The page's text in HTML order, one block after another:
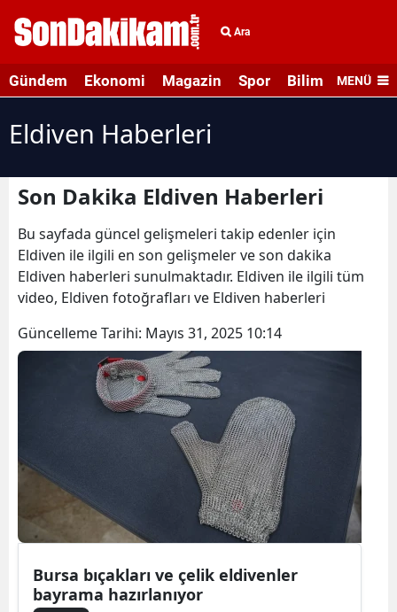
Ara
Gündem Ekonomi Magazin Spor Bilim veMENÜ
Eldiven Haberleri
Son Dakika Eldiven Haberleri
Bu sayfada güncel gelişmeleri takip edenler için
Eldiven ile ilgili en son gelişmeler ve son dakika
Eldiven haberleri sunulmaktadır. Eldiven ile ilgili tüm
video, Eldiven fotoğrafları ve Eldiven haberleri
Güncelleme Tarihi: Mayıs 31, 2025 10:14
Bursa bıçakları ve çelik eldivenler
bayrama hazırlanıyor